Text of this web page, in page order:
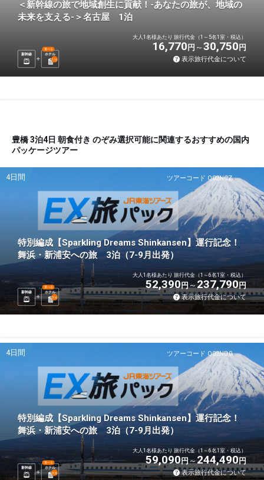
＜新幹線の旅で地域創生に貢献！-あなたの旅が、地域の
未来を支える-＞名古屋 1泊
新幹線 ホテル
選べる
1 泊
大人1名様あたり 旅行代金（1～5名1室・税込）
16,770 円 30,750 円
表示旅行代金について
豊橋 3泊4日 朝食付き のぞみ選択可能に関連するおすすめの国内
パッケージツアー
ツアーコード Q02NCZ
4日間
特別編成【Sparkling Dreams Shinkansen】運行記念！
舞浜・新浦安への旅 3泊（7-9月出発）
新幹線 ホテル
選べる
3泊
大人1名様あたり 旅行代金（1～6名1室・税込）
52,390円 237,790円
表示旅行代金について
ツアーコード Q02ND0
4日間
特別編成【Sparkling Dreams Shinkansen】運行記念！
舞浜・新浦安への旅 3泊（7-9月出発）
新幹線 ホテル
選べる
3泊
大人1名様あたり 旅行代金（1～6名1室・税込）
59,090円 244,490円
表示旅行代金について